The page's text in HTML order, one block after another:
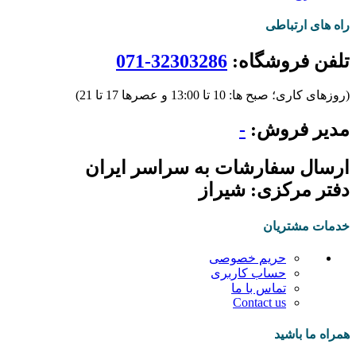
راه های ارتباطی
تلفن فروشگاه: 32303286-071
(روزهای کاری؛ صبح ها: 10 تا 13:00 و عصرها 17 تا 21)
مدیر فروش: -
ارسال سفارشات به سراسر ایران
دفتر مرکزی: شیراز
خدمات مشتریان
حریم خصوصی
حساب کاربری
تماس با ما
Contact us
همراه ما باشید